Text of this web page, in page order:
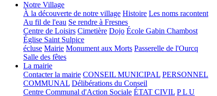
Notre Village
À la découverte de notre village Histoire Les noms racontent
Au fil de l'eau Se rendre à Fresnes
Centre de Loisirs Cimetière Dojo École Gabin Chambost
Église Saint Sulpice
écluse Mairie Monument aux Morts Passerelle de l'Ourcq
Salle des fêtes
La mairie
Contacter la mairie CONSEIL MUNICIPAL PERSONNEL
COMMUNAL Délibérations du Conseil
Centre Communal d'Action Sociale ÉTAT CIVIL P L U